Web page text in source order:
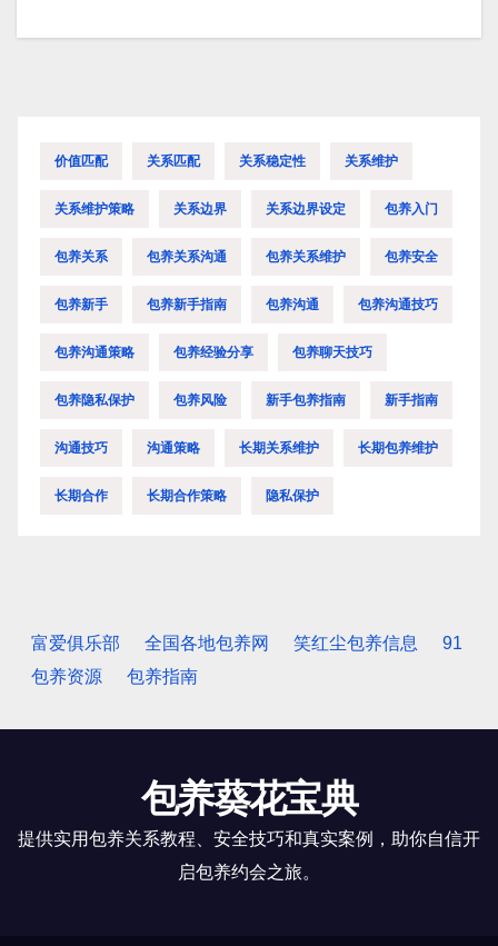
导
价值匹配 关系匹配 关系稳定性 关系维护
关系维护策略 关系边界 关系边界设定 包养入门
包养关系 包养关系沟通 包养关系维护 包养安全
包养新手 包养新手指南 包养沟通 包养沟通技巧
包养沟通策略 包养经验分享 包养聊天技巧
包养隐私保护 包养风险 新手包养指南 新手指南
沟通技巧 沟通策略 长期关系维护 长期包养维护
长期合作 长期合作策略 隐私保护
富爱俱乐部 全国各地包养网 笑红尘包养信息
91
包养资源
包养指南
包养葵花宝典
提供实用包养关系教程、安全技巧和真实案例，助你自信开
启包养约会之旅。